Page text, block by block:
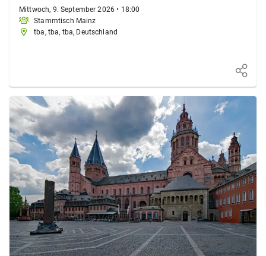
Mittwoch, 9. September 2026 • 18:00
Stammtisch Mainz
tba, tba, tba, Deutschland